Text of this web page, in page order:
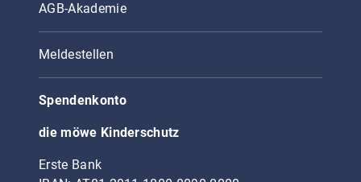
AGB-Akademie
Meldestellen
Spendenkonto
die möwe Kinderschutz
Erste Bank